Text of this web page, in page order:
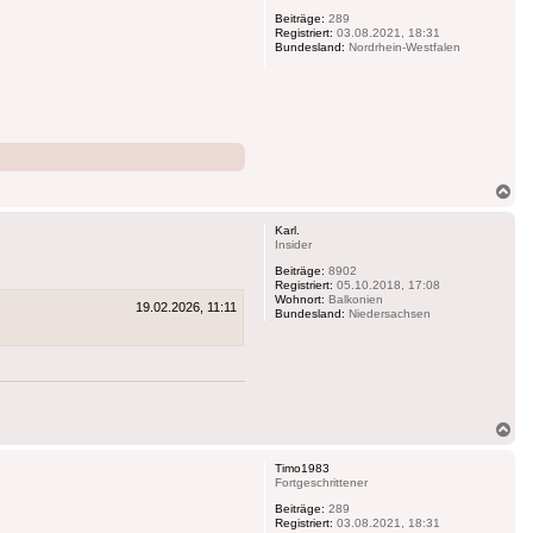
Beiträge: 289
Registriert: 03.08.2021, 18:31
Bundesland: Nordrhein-Westfalen
Karl.
Insider
Beiträge: 8902
Registriert: 05.10.2018, 17:08
Wohnort: Balkonien
Bundesland: Niedersachsen
19.02.2026, 11:11
Timo1983
Fortgeschrittener
Beiträge: 289
Registriert: 03.08.2021, 18:31